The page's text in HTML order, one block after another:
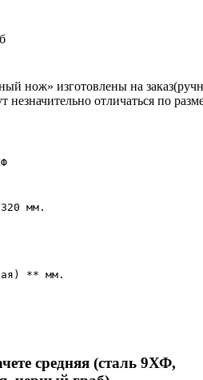
нож» изготовлены на
отличаться по
мм.
** мм.
средняя (сталь 9ХФ,